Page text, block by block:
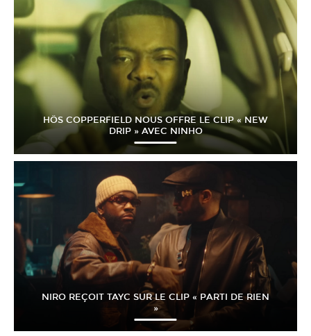
HÖS COPPERFIELD NOUS OFFRE LE CLIP « NEW
DRIP » AVEC NINHO
NIRO REÇOIT TAYC SUR LE CLIP « PARTI DE RIEN
»